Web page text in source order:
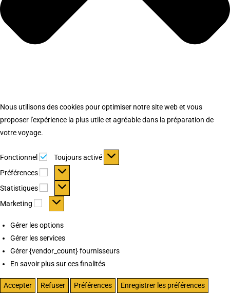
Nous utilisons des cookies pour optimiser notre site web et vous
proposer l'expérience la plus utile et agréable dans la préparation de
votre voyage.
Fonctionnel Fonctionnel
Toujours activé
Préférences
Préférences
Statistiques Statistiques
Marketing Marketing
Gérer les options
Gérer les services
Gérer {vendor_count} fournisseurs
En savoir plus sur ces finalités
Accepter Refuser Préférences
Enregistrer les préférences